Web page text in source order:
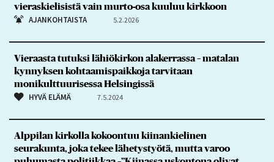
vieraskielisistä vain murto-osa kuuluu kirkkoon
AJANKOHTAISTA 5.2.2026
Vieraasta tutuksi lähiökirkon alakerrassa – matalan
kynnyksen kohtaamispaikkoja tarvitaan
monikulttuurisessa Helsingissä
HYVÄ ELÄMÄ 7.5.2024
Alppilan kirkolla kokoontuu kiinankielinen
seurakunta, joka tekee lähetystyötä, mutta varoo